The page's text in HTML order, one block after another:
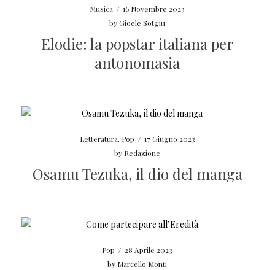
Musica / 16 Novembre 2023
byGioele Sotgiu
Elodie: la popstar italiana per
antonomasia
Letteratura, Pop / 17 Giugno 2023
by Redazione
Osamu Tezuka, il dio del manga
Pop / 28 Aprile 2023
by Marcello Monti